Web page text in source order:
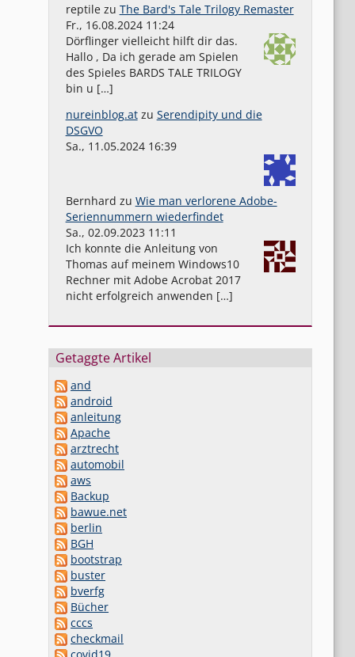
reptilezu The Bard's Tale Trilogy Remaster
Fr., 16.08.2024 11:24
Dörflinger vielleicht hilft dir das.
Hallo , Da ich gerade am Spielen
des Spieles BARDS TALE TRILOGY
bin u […]
nureinblog.atzu Serendipity und die
DSGVO
Sa., 11.05.2024 16:39
Bernhard zu Wie man verlorene Adobe-
Seriennummern wiederfindet
Sa., 02.09.2023 11:11
Ich konnte die Anleitung von
Thomas auf meinem Windows10
Rechner mit Adobe Acrobat 2017
nicht erfolgreich anwenden […]
Getaggte Artikel
and
android
anleitung
Apache
arztrecht
automobil
aws
Backup
bawue.net
berlin
BGH
bootstrap
buster
bverfg
Bücher
cccs
checkmail